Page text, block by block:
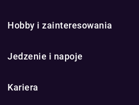
Hobby i zainteresowania
Jedzenie i napoje
Kariera